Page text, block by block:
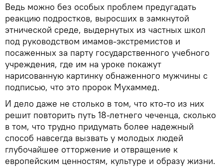
Ведь можно без особых проблем предугадать
реакцию подростков, выросших в замкнутой
этнической среде, выдернутых из частных школ
под руководством имамов-экстремистов и
посаженных за парту государственного учебного
учреждения, где им на уроке покажут
нарисованную картинку обнаженного мужчины с
подписью, что это пророк Мухаммед.
И дело даже не столько в том, что кто-то из них
решит повторить путь 18-летнего чеченца, сколько
в том, что трудно придумать более надежный
способ навсегда вызвать у молодых людей
глубочайшее отторжение и отвращение к
европейским ценностям, культуре и образу жизни.